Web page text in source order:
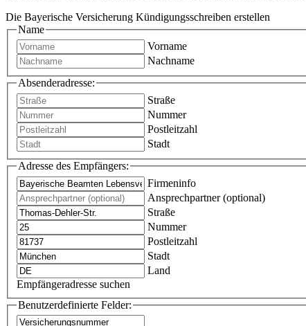
Die Bayerische Versicherung Kündigungsschreiben erstellen
Name
Vorname
Nachname
Absenderadresse:
Straße
Nummer
Postleitzahl
Stadt
Adresse des Empfängers:
Firmeninfo
Ansprechpartner (optional)
Straße
Nummer
Postleitzahl
Stadt
Land
Empfängeradresse suchen
Benutzerdefinierte Felder: